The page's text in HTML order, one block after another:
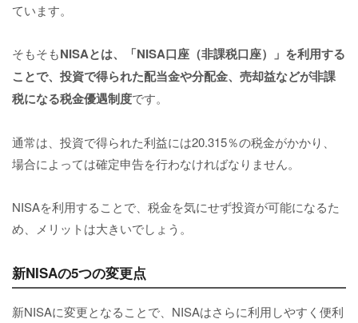
ています。
そもそもNISAとは、「NISA口座（非課税口座）」を利用する
ことで、投資で得られた配当金や分配金、売却益などが非課
税になる税金優遇制度です。
通常は、投資で得られた利益には20.315％の税金がかかり、
場合によっては確定申告を行わなければなりません。
NISAを利用することで、税金を気にせず投資が可能になるた
め、メリットは大きいでしょう。
新NISAの5つの変更点
新NISAに変更となることで、NISAはさらに利用しやすく便利